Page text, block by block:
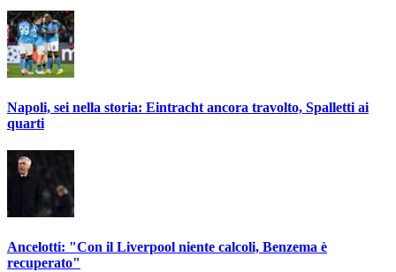
Napoli, sei nella storia: Eintracht ancora travolto, Spalletti ai
quarti
Ancelotti: "Con il Liverpool niente calcoli, Benzema è
recuperato"